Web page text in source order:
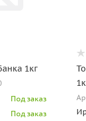
1кг
Под заказ
Под заказ